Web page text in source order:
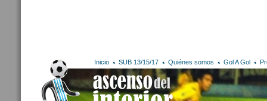
Inicio SUB 13/15/17 Quiénes somos Gol A Gol